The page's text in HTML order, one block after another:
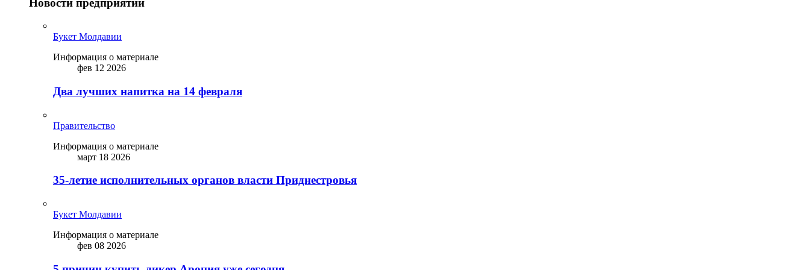
Букет Молдавии
Информация о материале
фев 12 2026
Два лучших напитка на 14 февраля
Правительство
Информация о материале
март 18 2026
35-летие исполнительных органов власти Приднестровья
Букет Молдавии
Информация о материале
фев 08 2026